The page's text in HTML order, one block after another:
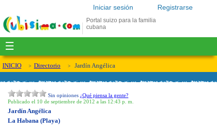
Registrarse
Iniciar sesión
Portal suizo para la familia
cubana
☰
INICIO Directorio Jardín Angélica
Sin opiniones ¿Qué piensa la gente?
Publicado el 10 de septiembre de 2012 a las 12:43 p. m.
Jardín Angélica
La Habana (Playa)